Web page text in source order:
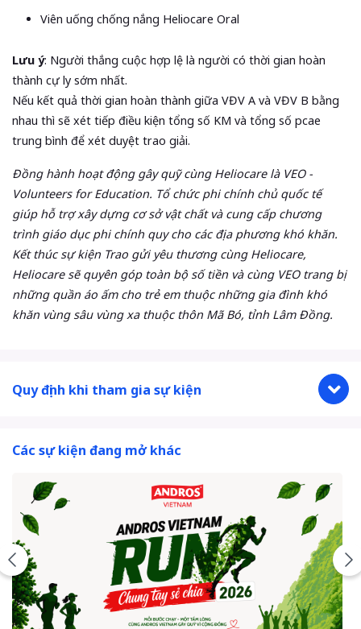
Viên uống chống nắng Heliocare Oral
Lưu ý: Người thắng cuộc hợp lệ là người có thời gian hoàn
thành cự ly sớm nhất.
Nếu kết quả thời gian hoàn thành giữa VĐV A và VĐV B bằng
nhau thì sẽ xét tiếp điều kiện tổng số KM và tổng số pcae
trung bình để xét duyệt trao giải.
Đồng hành hoạt động gây quỹ cùng Heliocare là VEO -
Volunteers for Education. Tổ chức phi chính chủ quốc tế
giúp hỗ trợ xây dựng cơ sở vật chất và cung cấp chương
trình giáo dục phi chính quy cho các địa phương khó khăn.
Kết thúc sự kiện Trao gửi yêu thương cùng Heliocare,
Heliocare sẽ quyên góp toàn bộ số tiền và cùng VEO trang bị
những quần áo ấm cho trẻ em thuộc những gia đình khó
khăn vùng sâu vùng xa thuộc thôn Mã Bó, tỉnh Lâm Đồng.
Quy định khi tham gia sự kiện
Các sự kiện đang mở khác